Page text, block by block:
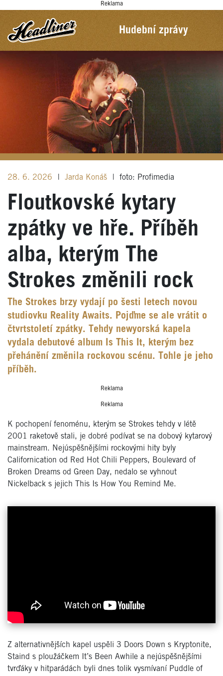
Reklama
Hudební zprávy
28. 6. 2026 Jarda Konáš foto: Profimedia
Floutkovské kytary
zpátky ve hře. Příběh
alba, kterým The
Strokes změnili rock
The Strokes brzy vydají po šesti letech novou
studiovku Reality Awaits. Pojďme se ale vrátit o
čtvrtstoletí zpátky. Tehdy newyorská kapela
vydala debutové album Is This It, kterým bez
přehánění změnila rockovou scénu. Tohle je jeho
příběh.
Reklama
Reklama
K pochopení fenoménu, kterým se Strokes tehdy v létě
2001 raketově stali, je dobré podívat se na dobový kytarový
mainstream. Nejúspěšnějšími rockovými hity byly
Californication od Red Hot Chili Peppers, Boulevard of
Broken Dreams od Green Day, nedalo se vyhnout
Nickelback s jejich This Is How You Remind Me.
Z alternativnějších kapel uspěli 3 Doors Down s Kryptonite,
Staind s ploužáčkem It’s Been Awhile a nejúspěšnějšími
tvrďáky v hitparádách byli dnes tolik vysmívaní Puddle of